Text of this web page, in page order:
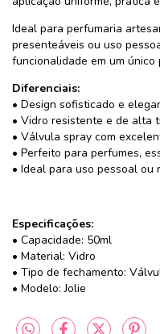
Ideal para perfumaria
presenteáveis ou uso
funcionalidade em um único
Diferenciais:
• Design sofisticado e
• Vidro resistente e de alta
• Válvula spray com
• Perfeito para perfumes,
• Ideal para uso pessoal ou
Especificações:
• Capacidade: 50ml
• Material: Vidro
• Tipo de fechamento:
• Modelo: Jolie